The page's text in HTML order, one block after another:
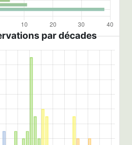
par décades